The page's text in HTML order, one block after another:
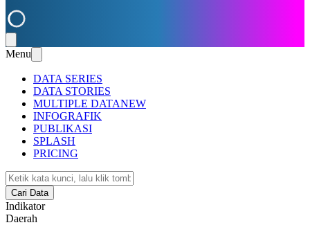
Menu
DATA SERIES
DATA STORIES
MULTIPLE DATANEW
INFOGRAFIK
PUBLIKASI
SPLASH
PRICING
Cari Data
Indikator
Daerah